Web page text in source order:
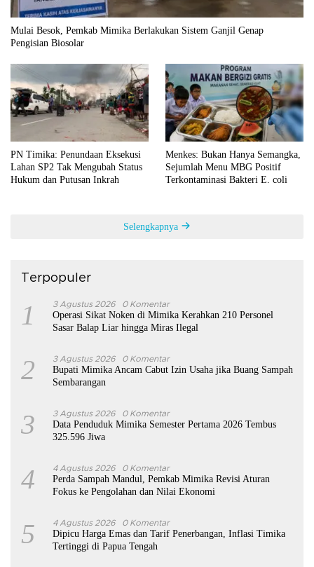
Mulai Besok, Pemkab Mimika Berlakukan Sistem Ganjil Genap
Pengisian Biosolar
PN Timika: Penundaan Eksekusi
Lahan SP2 Tak Mengubah Status
Hukum dan Putusan Inkrah
Menkes: Bukan Hanya Semangka,
Sejumlah Menu MBG Positif
Terkontaminasi Bakteri E. coli
Selengkapnya
Terpopuler
1 3 Agustus 2026 0 Komentar
Operasi Sikat Noken di Mimika Kerahkan 210 Personel
Sasar Balap Liar hingga Miras Ilegal
2 3 Agustus 2026 0 Komentar
Bupati Mimika Ancam Cabut Izin Usaha jika Buang Sampah
Sembarangan
3 3 Agustus 2026 0 Komentar
Data Penduduk Mimika Semester Pertama 2026 Tembus
325.596 Jiwa
4 4 Agustus 2026 0 Komentar
Perda Sampah Mandul, Pemkab Mimika Revisi Aturan
Fokus ke Pengolahan dan Nilai Ekonomi
5 4 Agustus 2026 0 Komentar
Dipicu Harga Emas dan Tarif Penerbangan, Inflasi Timika
Tertinggi di Papua Tengah